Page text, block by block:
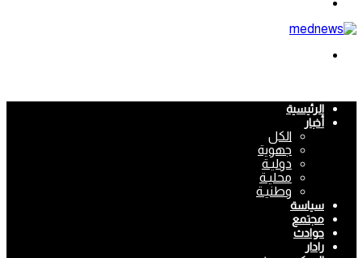
الرئيسية
أخبار
الكل
جهوية
دوليـة
محليـة
وطنيـة
سياسة
مجتمع
حوادث
رادار